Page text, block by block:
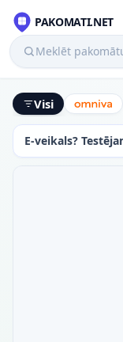
PAKOMATI.NET
Meklēt pakomātu
Visi
E-veikals?